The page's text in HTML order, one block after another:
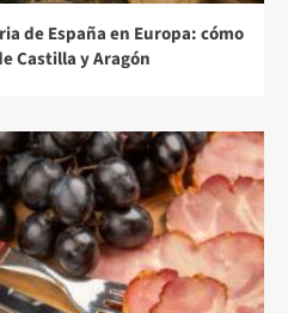
de España en Europa: cómo
Castilla y Aragón